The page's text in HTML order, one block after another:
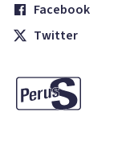
Facebook
Twitter